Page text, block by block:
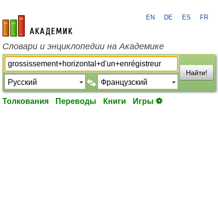
academic.ru
EN DE ES FR
Словари и энциклопедии на Академике
Найти!
Толкования Переводы Книги Игры ⚽